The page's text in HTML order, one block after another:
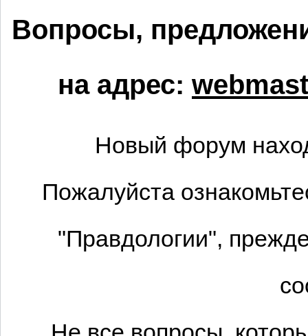
Вопросы,
на адрес:
Новый форум
Пожалуйста
"Правдологии",